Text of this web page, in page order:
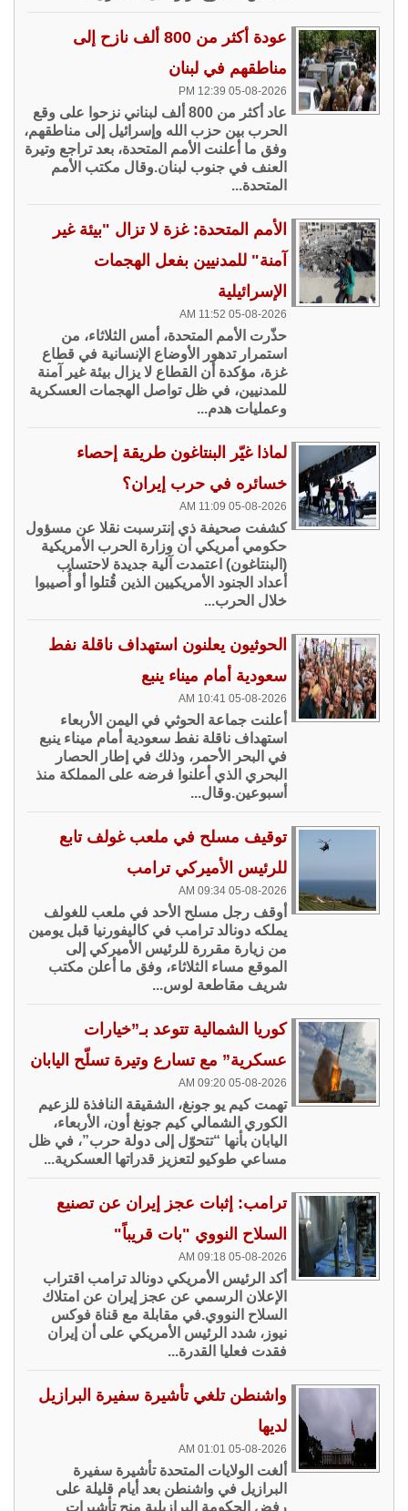
عودة أكثر من 800 ألف نازح إلى
مناطقهم في لبنان
05-08-2026 12:39 PM
عاد أكثر من 800 ألف لبناني نزحوا على وقع
الحرب بين حزب الله وإسرائيل إلى مناطقهم،
وفق ما أعلنت الأمم المتحدة، بعد تراجع وتيرة
العنف في جنوب لبنان.وقال مكتب الأمم
المتحدة...
الأمم المتحدة: غزة لا تزال "بيئة غير
آمنة" للمدنيين بفعل الهجمات
الإسرائيلية
05-08-2026 11:52 AM
حذّرت الأمم المتحدة، أمس الثلاثاء، من
استمرار تدهور الأوضاع الإنسانية في قطاع
غزة، مؤكدة أن القطاع لا يزال بيئة غير آمنة
للمدنيين، في ظل تواصل الهجمات العسكرية
وعمليات هدم...
لماذا غيّر البنتاغون طريقة إحصاء
خسائره في حرب إيران؟
05-08-2026 11:09 AM
كشفت صحيفة ذي إنترسبت نقلا عن مسؤول
حكومي أمريكي أن وزارة الحرب الأمريكية
(البنتاغون) اعتمدت آلية جديدة لاحتساب
أعداد الجنود الأمريكيين الذين قُتلوا أو أُصيبوا
خلال الحرب...
الحوثيون يعلنون استهداف ناقلة نفط
سعودية أمام ميناء ينبع
05-08-2026 10:41 AM
أعلنت جماعة الحوثي في اليمن الأربعاء
استهداف ناقلة نفط سعودية أمام ميناء ينبع
في البحر الأحمر، وذلك في إطار الحصار
البحري الذي أعلنوا فرضه على المملكة منذ
أسبوعين.وقال...
توقيف مسلح في ملعب غولف تابع
للرئيس الأميركي ترامب
05-08-2026 09:34 AM
أوقف رجل مسلح الأحد في ملعب للغولف
يملكه دونالد ترامب في كاليفورنيا قبل يومين
من زيارة مقررة للرئيس الأميركي إلى
الموقع مساء الثلاثاء، وفق ما أعلن مكتب
شريف مقاطعة لوس...
كوريا الشمالية تتوعد بـ”خيارات
عسكرية” مع تسارع وتيرة تسلّح اليابان
05-08-2026 09:20 AM
تهمت كيم يو جونغ، الشقيقة النافذة للزعيم
الكوري الشمالي كيم جونغ أون، الأربعاء،
اليابان بأنها “تتحوّل إلى دولة حرب”، في ظل
مساعي طوكيو لتعزيز قدراتها العسكرية...
ترامب: إثبات عجز إيران عن تصنيع
السلاح النووي "بات قريباً"
05-08-2026 09:18 AM
أكد الرئيس الأمريكي دونالد ترامب اقتراب
الإعلان الرسمي عن عجز إيران عن امتلاك
السلاح النووي.في مقابلة مع قناة فوكس
نيوز، شدد الرئيس الأمريكي على أن إيران
فقدت فعليا القدرة...
واشنطن تلغي تأشيرة سفيرة البرازيل
لديها
05-08-2026 01:01 AM
ألغت الولايات المتحدة تأشيرة سفيرة
البرازيل في واشنطن بعد أيام قليلة على
رفض الحكومة البرازيلية منح تأشيرات